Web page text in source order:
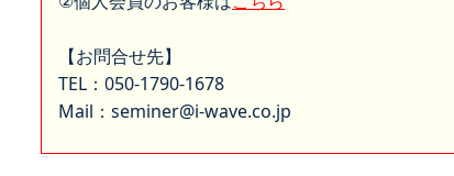
【お問合せ先】
TEL：050-1790-1678
Mail：seminer@i-wave.co.jp